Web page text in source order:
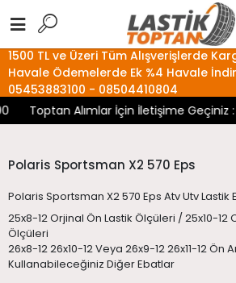
1500 TL ve Üzeri Tüm Alışverişlerde
Havale Ödemelerde Ek %4 Havale
05453883100 - 08504410804
Toptan Alımlar İçin İletişime Geçiniz :
Polaris Sportsman X2 570 Eps
Polaris Sportsman X2 570 Eps Atv Utv Lastik
25x8-12 Orjinal Ön Lastik Ölçüleri / 25x10-12
Ölçüleri
26x8-12 26x10-12 Veya 26x9-12 26x11-12 Ön
Kullanabileceğiniz Diğer Ebatlar